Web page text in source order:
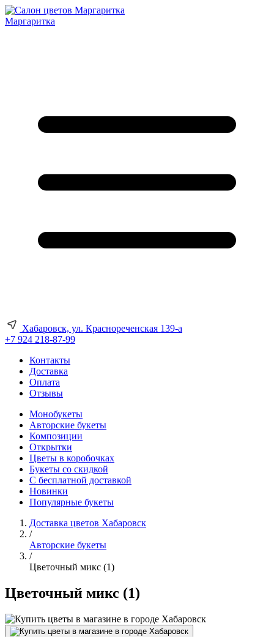
Маргаритка
Хабаровск, ул. Краснореченская 139-а
+7 924 218-87-99
Контакты
Доставка
Оплата
Отзывы
Монобукеты
Авторские букеты
Композиции
Открытки
Цветы в коробочках
Букеты со скидкой
С бесплатной доставкой
Новинки
Популярные букеты
Доставка цветов Хабаровск
/
Авторские букеты
/
Цветочный микс (1)
Цветочный микс (1)